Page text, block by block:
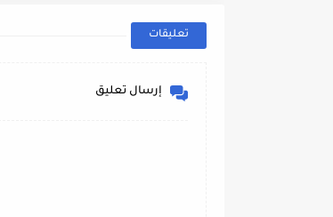
تعليقات
إرسال تعليق